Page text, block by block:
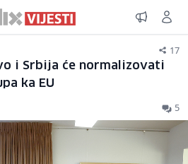
17
i Srbija će normalizovati
ka EU
5